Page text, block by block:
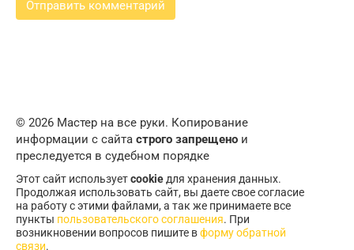
© 2026 Мастер на все руки. Копирование
информации с сайта строго запрещено и
преследуется в судебном порядке
Этот сайт используетcookieдля хранения данных.
Продолжая использовать сайт, вы даете свое согласие
на работу с этими файлами, а так же принимаете все
пункты пользовательского соглашения. При
возникновении вопросов пишите вформу обратной
связи.